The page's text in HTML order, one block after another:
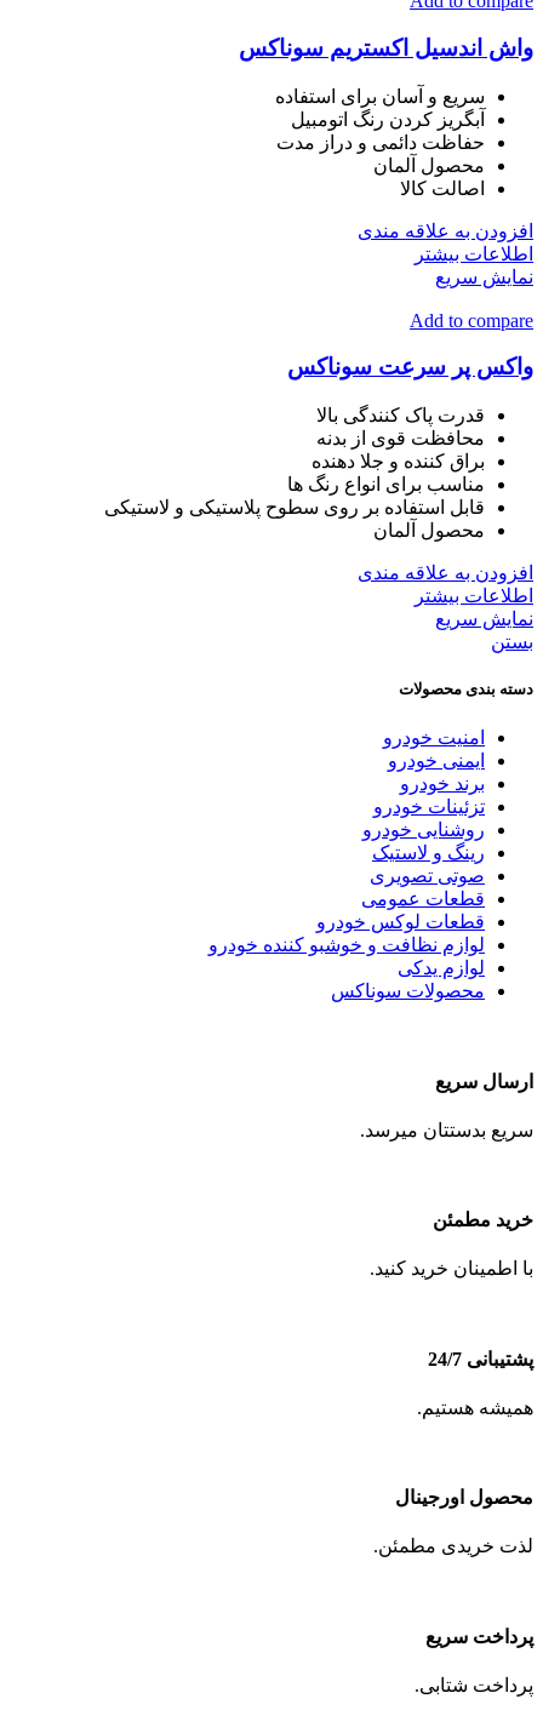
واش اندسیل اکستریم سوناکس
سریع و آسان برای استفاده
آبگریز کردن رنگ اتومبیل
حفاظت دائمی و دراز مدت
محصول آلمان
اصالت کالا
افزودن به علاقه مندی
اطلاعات بیشتر
نمایش سریع
Add to compare
واکس پر سرعت سوناکس
قدرت پاک کنندگی بالا
محافظت قوی از بدنه
براق کننده و جلا دهنده
مناسب برای انواع رنگ ها
قابل استفاده بر روی سطوح پلاستیکی و لاستیکی
محصول آلمان
افزودن به علاقه مندی
اطلاعات بیشتر
نمایش سریع
بستن
دسته بندی محصولات
امنیت خودرو
ایمنی خودرو
برند خودرو
تزئینات خودرو
روشنایی خودرو
رینگ و لاستیک
صوتی تصویری
قطعات عمومی
قطعات لوکس خودرو
لوازم نظافت و خوشبو کننده خودرو
لوازم یدکی
محصولات سوناکس
ارسال سریع
سریع بدستتان میرسد.
خرید مطمئن
با اطمینان خرید کنید.
پشتیبانی 24/7
همیشه هستیم.
محصول اورجینال
لذت خریدی مطمئن.
پرداخت سریع
پرداخت شتابی.